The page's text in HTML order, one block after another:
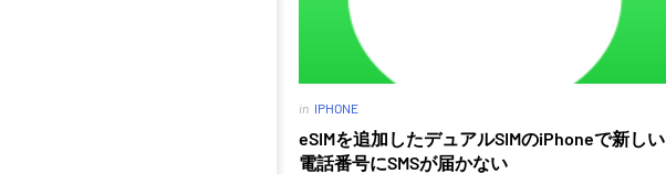
in IPHONE
eSIMを追加したデュアルSIMのiPhoneで新しい
電話番号にSMSが届かない